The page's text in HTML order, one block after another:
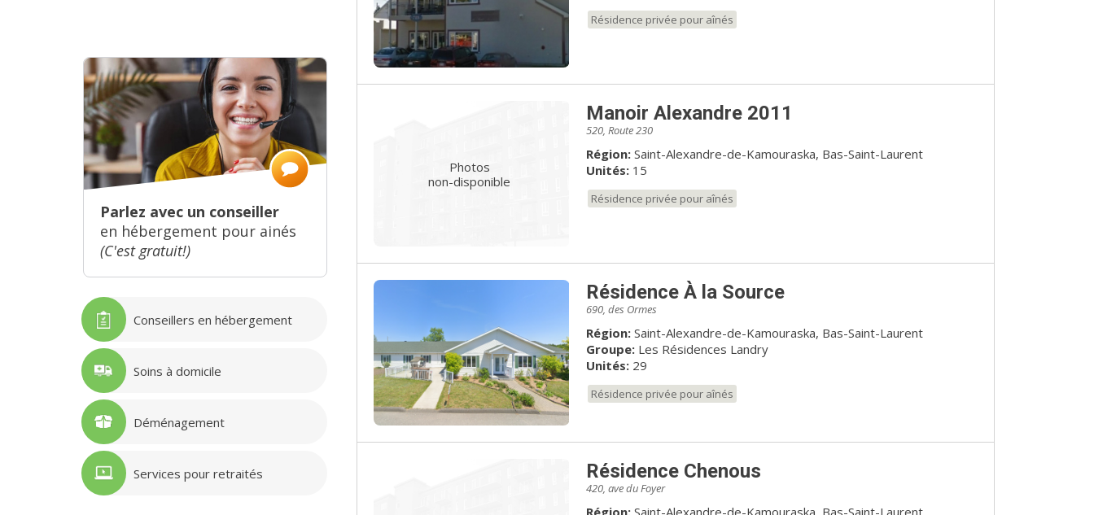
Parlez avec un conseiller
en hébergement pour ainés
(C'est gratuit!)
Conseillers en hébergement
Soins à domicile
Déménagement
Services pour retraités
Résidence privée pour aînés
Photos
non-disponible
Manoir Alexandre 2011
520, Route 230
Région: Saint-Alexandre-de-Kamouraska, Bas-Saint-Laurent
Unités:15
Résidence privée pour aînés
Résidence À la Source
690, des Ormes
Région: Saint-Alexandre-de-Kamouraska, Bas-Saint-Laurent
Groupe: Les Résidences Landry
Unités:29
Résidence privée pour aînés
Résidence Chenous
420, ave du Foyer
Région: Saint-Alexandre-de-Kamouraska, Bas-Saint-Laurent